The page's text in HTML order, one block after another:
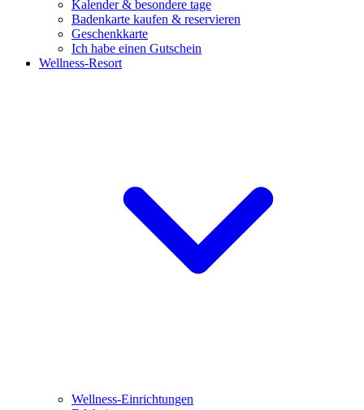
Kalender & besondere tage
Badenkarte kaufen & reservieren
Geschenkkarte
Ich habe einen Gutschein
Wellness-Resort
Wellness-Einrichtungen